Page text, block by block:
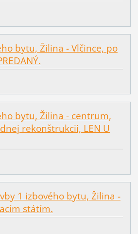
bytu, Žilina - Vlčince, po
bytu, Žilina - centrum,
rekonštrukcii, LEN U
1 izbového bytu, Žilina -
státím.